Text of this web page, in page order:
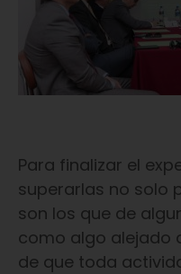
Para finalizar el
superarlas no solo
son los que de
como algo alejado
de que toda